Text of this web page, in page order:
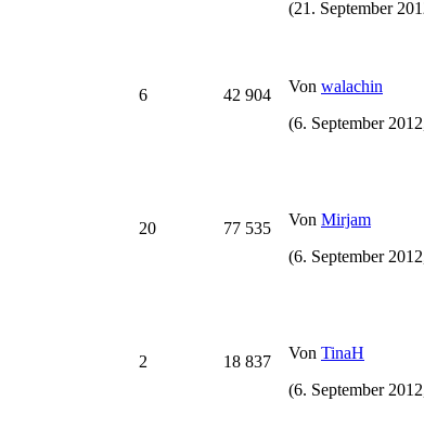
(21. September
6 42 904 Von walachin
(6. September
20 77 535 Von Mirjam
(6. September
2 18 837 Von TinaH
(6. September